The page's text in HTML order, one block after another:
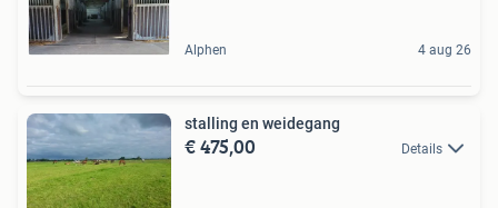
Alphen 4 aug 26
stalling en weidegang
€ 475,00 Details